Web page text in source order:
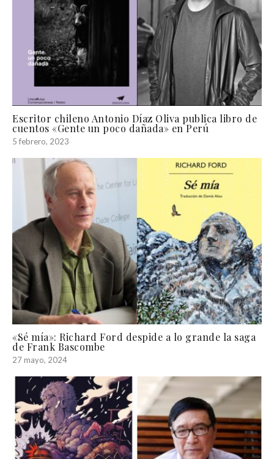
Escritor chileno Antonio Díaz Oliva publica libro de
cuentos «Gente un poco dañada» en Perú
5 febrero, 2023
«Sé mía»: Richard Ford despide a lo grande la saga
de Frank Bascombe
27 mayo, 2024